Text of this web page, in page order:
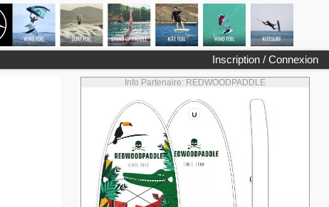
Inscription / Connexion
Info Partenaire: REDWOODPADDLE